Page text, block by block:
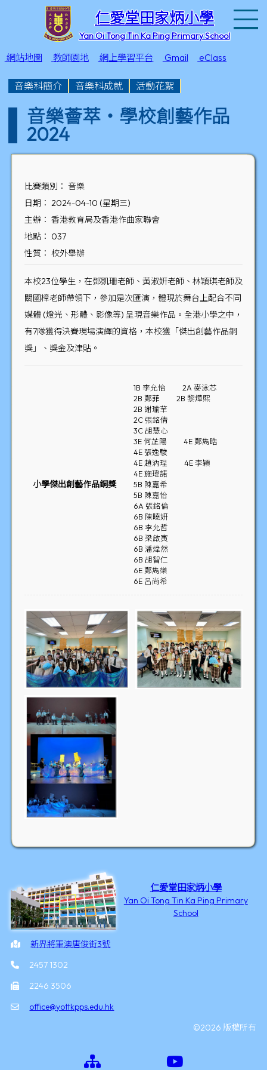
仁愛堂田家炳小學
Yan Oi Tong Tin Ka Ping Primary School
網站地圖 教師園地 網上學習平台 Gmail eClass
音樂科簡介 音樂科成就 活動花絮
音樂薈萃‧學校創藝作品
2024
比賽類別： 音樂
日期： 2024-04-10 (星期三)
主辦： 香港教育局及香港作曲家聯會
地點： 037
性質： 校外舉辦
本校23位學生，在鄧凱珊老師、黃淑妍老師、林穎琪老師及
關國樟老師帶領下，參加是次匯演，體現於舞台上配合不同
媒體 (燈光、形體、影像等) 呈現音樂作品。全港小學之中，
有7隊獲得決賽現場演繹的資格，本校獲「傑出創藝作品銅
獎」、獎金及津貼。
小學傑出創藝作品銅獎
1B 李允怡
2A 麥泳芯
2B 鄭菲
2B 黎燁熙
2B 謝瑜𦭵
2C 張銘倩
3C 胡慧心
3E 何芷陽
4E 鄭雋晧
4E 張逸駿
4E 趙汭珵
4E 李穎
4E 施瑋諾
5B 陳嘉希
5B 陳嘉怡
6A 張銘倫
6B 陳曉妍
6B 李允哲
6B 梁啟寅
6B 潘煒然
6B 胡智仁
6E 鄭雋樂
6E 呂尚希
仁愛堂田家炳小學
Yan Oi Tong Tin Ka Ping Primary
School
新界將軍澳唐俊街3號
2457 1302
2246 3506
office@yottkpps.edu.hk
©2026 版權所有